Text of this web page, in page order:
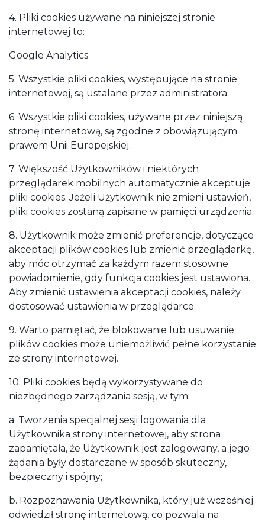
4. Pliki cookies używane na niniejszej stronie
internetowej to:
Google Analytics
5. Wszystkie pliki cookies, występujące na stronie
internetowej, są ustalane przez administratora.
6. Wszystkie pliki cookies, używane przez niniejszą
stronę internetową, są zgodne z obowiązującym
prawem Unii Europejskiej.
7. Większość Użytkowników i niektórych
przeglądarek mobilnych automatycznie akceptuje
pliki cookies. Jeżeli Użytkownik nie zmieni ustawień,
pliki cookies zostaną zapisane w pamięci urządzenia.
8. Użytkownik może zmienić preferencje, dotyczące
akceptacji plików cookies lub zmienić przeglądarkę,
aby móc otrzymać za każdym razem stosowne
powiadomienie, gdy funkcja cookies jest ustawiona.
Aby zmienić ustawienia akceptacji cookies, należy
dostosować ustawienia w przeglądarce.
9. Warto pamiętać, że blokowanie lub usuwanie
plików cookies może uniemożliwić pełne korzystanie
ze strony internetowej.
10. Pliki cookies będą wykorzystywane do
niezbędnego zarządzania sesją, w tym:
a. Tworzenia specjalnej sesji logowania dla
Użytkownika strony internetowej, aby strona
zapamiętała, że Użytkownik jest zalogowany, a jego
żądania były dostarczane w sposób skuteczny,
bezpieczny i spójny;
b. Rozpoznawania Użytkownika, który już wcześniej
odwiedził stronę internetową, co pozwala na